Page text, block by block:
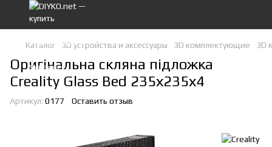
Каталог 3D устройства и аксессуары 3D комплектующие 3D
Оригінальна скляна підложка
Creality Glass Bed 235х235х4
Артикул: 0177 Оставить отзыв